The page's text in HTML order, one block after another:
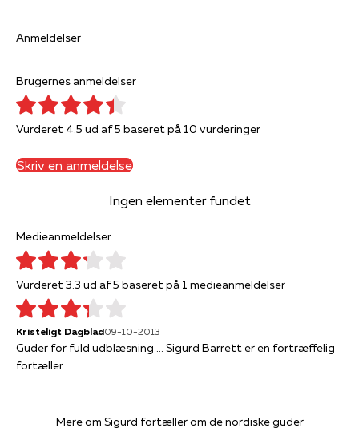
Anmeldelser
Brugernes anmeldelser
Vurderet 4.5 ud af 5 baseret på 10 vurderinger
Skriv en anmeldelse
Ingen elementer fundet
Medieanmeldelser
Vurderet 3.3 ud af 5 baseret på 1 medieanmeldelser
Kristeligt Dagblad09-10-2013
Guder for fuld udblæsning ... Sigurd Barrett er en fortræffelig
fortæller
Mere om Sigurd fortæller om de nordiske guder